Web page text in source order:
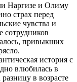
Наргизе и Олиму
страх перед
чувства и
сотрудников
привыкших
история с
влюбилась в
в возрасте